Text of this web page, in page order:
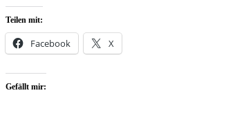
Teilen mit:
Facebook X
Gefällt mir: